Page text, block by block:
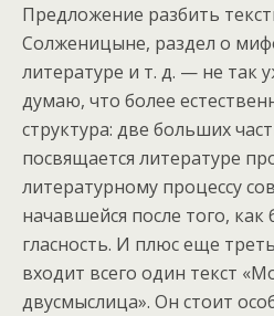
Предложение разбить
Солженицыне, раздел о
литературе и т. д. — не так
думаю, что более
структура: две больших
посвящается литературе
литературному процессу
начавшейся после того,
гласность. И плюс еще
входит всего один текст
двусмыслица». Он стоит